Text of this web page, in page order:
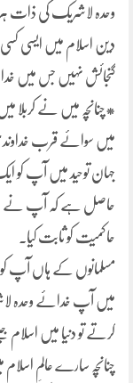
وحدہ لاشریک کی ذات
دین اسلام میں ایسی
گنجائش نہیں جس میں
*چنانچہ میں نے کربلا
میں سوائے قرب
جہان توحید میں آپ کو
حاصل ہے کہ آپ نے
حاکمیت کو ثابت کیا۔
مسلمانوں کے ہاں آپ کو
میں آپ خدائے وحدہ
کرتے تو دنیا میں اسلام
چنانچہ سارے عالمِ